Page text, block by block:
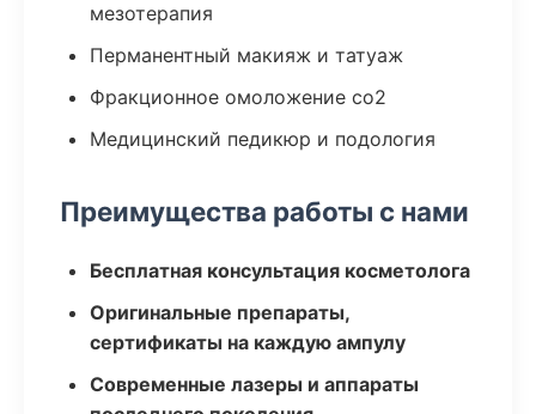
мезотерапия
Перманентный макияж и татуаж
Фракционное омоложение co2
Медицинский педикюр и подология
Преимущества работы с нами
Бесплатная консультация косметолога
Оригинальные препараты,
сертификаты на каждую ампулу
Современные лазеры и аппараты